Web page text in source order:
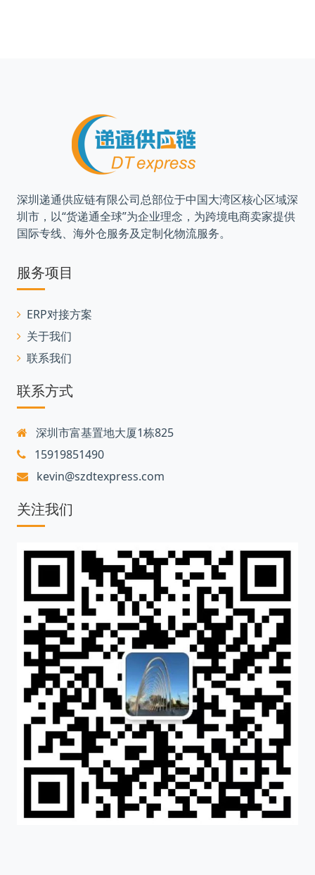
深圳递通供应链有限公司总部位于中国大湾区核心区域深
圳市，以“货递通全球”为企业理念，为跨境电商卖家提供
国际专线、海外仓服务及定制化物流服务。
服务项目
ERP对接方案
关于我们
联系我们
联系方式
深圳市富基置地大厦1栋825
15919851490
kevin@szdtexpress.com
关注我们